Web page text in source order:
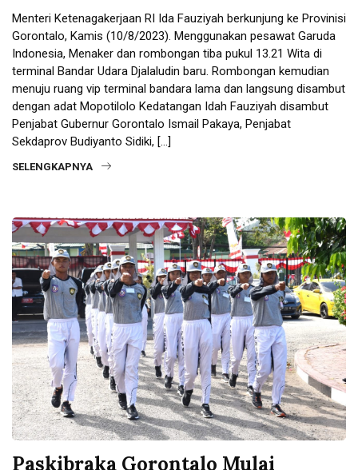
Menteri Ketenagakerjaan RI Ida Fauziyah berkunjung ke Provinisi
Gorontalo, Kamis (10/8/2023). Menggunakan pesawat Garuda
Indonesia, Menaker dan rombongan tiba pukul 13.21 Wita di
terminal Bandar Udara Djalaludin baru. Rombongan kemudian
menuju ruang vip terminal bandara lama dan langsung disambut
dengan adat Mopotilolo Kedatangan Idah Fauziyah disambut
Penjabat Gubernur Gorontalo Ismail Pakaya, Penjabat
Sekdaprov Budiyanto Sidiki, […]
SELENGKAPNYA
Paskibraka Gorontalo Mulai